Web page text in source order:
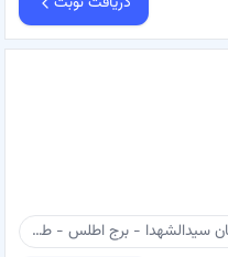
کرمان - خیابان استقلال - جنب بیمارستان سیدالشهدا - برج اطلس - طبقه ۸ - مطب دکتر محمود اسلامی